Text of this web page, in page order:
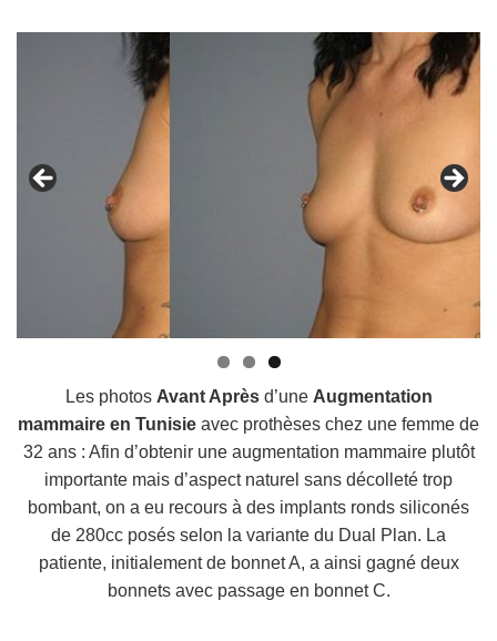
Les photos Avant Après d’une Augmentation
mammaire en Tunisie avec prothèses chez une femme de
32 ans : Afin d’obtenir une augmentation mammaire plutôt
importante mais d’aspect naturel sans décolleté trop
bombant, on a eu recours à des implants ronds siliconés
de 280cc posés selon la variante du Dual Plan. La
patiente, initialement de bonnet A, a ainsi gagné deux
bonnets avec passage en bonnet C.